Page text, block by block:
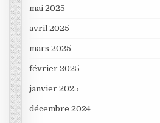
mai 2025
avril 2025
mars 2025
février 2025
janvier 2025
décembre 2024